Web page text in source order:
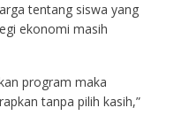
tentang siswa yang
ekonomi masih
program maka
tanpa pilih kasih,”